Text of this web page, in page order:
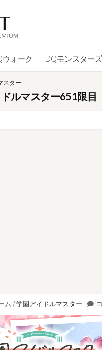
ウォーク DQモンスターズ
スター
ルマスター651限目
ム /学園アイドルマスター